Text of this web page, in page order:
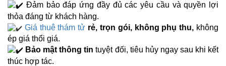
Đảm bảo đáp ứng đầy đủ các yêu cầu và quyền lợi
thỏa đáng từ khách hàng.
Giá thuê thám tử rẻ, trọn gói, không phụ thu, không
ép giá thổi giá.
Bảo mật thông tin tuyệt đối, tiêu hủy ngay sau khi kết
thúc hợp tác.